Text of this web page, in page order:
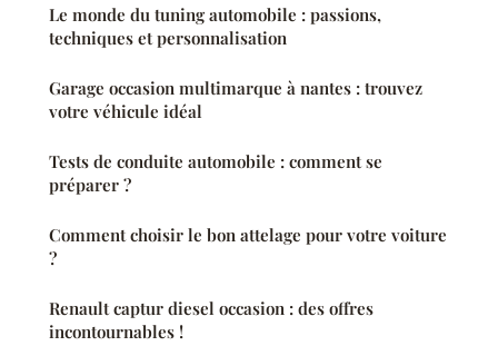
Le monde du tuning automobile : passions,
techniques et personnalisation
Garage occasion multimarque à nantes : trouvez
votre véhicule idéal
Tests de conduite automobile : comment se
préparer ?
Comment choisir le bon attelage pour votre voiture
?
Renault captur diesel occasion : des offres
incontournables !